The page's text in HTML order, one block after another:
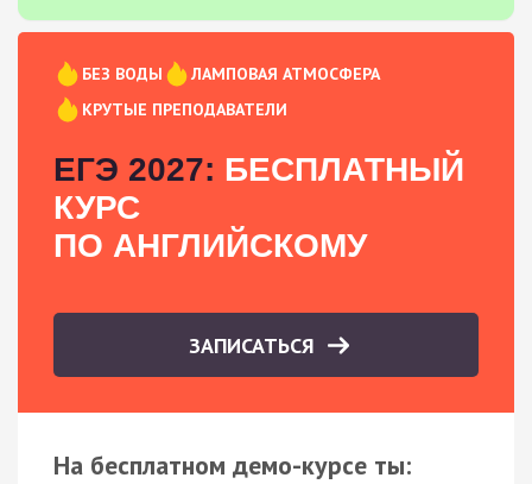
БЕЗ ВОДЫ
ЛАМПОВАЯ АТМОСФЕРА
КРУТЫЕ ПРЕПОДАВАТЕЛИ
ЕГЭ 2027: БЕСПЛАТНЫЙ
КУРС
ПО АНГЛИЙСКОМУ
ЗАПИСАТЬСЯ
На бесплатном демо-курсе ты: